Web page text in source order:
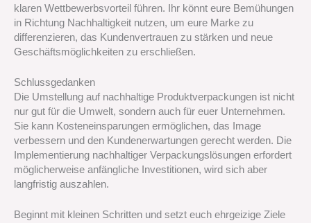
klaren Wettbewerbsvorteil führen. Ihr könnt eure Bemühungen
in Richtung Nachhaltigkeit nutzen, um eure Marke zu
differenzieren, das Kundenvertrauen zu stärken und neue
Geschäftsmöglichkeiten zu erschließen.
Schlussgedanken
Die Umstellung auf nachhaltige Produktverpackungen ist nicht
nur gut für die Umwelt, sondern auch für euer Unternehmen.
Sie kann Kosteneinsparungen ermöglichen, das Image
verbessern und den Kundenerwartungen gerecht werden. Die
Implementierung nachhaltiger Verpackungslösungen erfordert
möglicherweise anfängliche Investitionen, wird sich aber
langfristig auszahlen.
Beginnt mit kleinen Schritten und setzt euch ehrgeizige Ziele